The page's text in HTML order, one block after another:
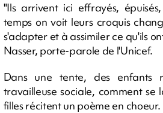
"Ils arrivent ici effrayés,
temps on voit leurs croquis
s'adapter et à assimiler ce qu'ils
Nasser, porte-parole de l'Unicef.
Dans une tente, des enfants
travailleuse sociale, comment se
filles récitent un poème en choeur.